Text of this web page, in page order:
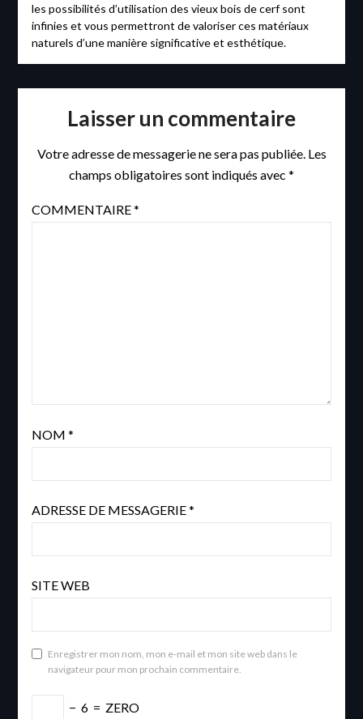
les possibilités d’utilisation des vieux bois de cerf sont
infinies et vous permettront de valoriser ces matériaux
naturels d’une manière significative et esthétique.
Laisser un commentaire
Votre adresse de messagerie ne sera pas publiée. Les
champs obligatoires sont indiqués avec *
COMMENTAIRE*
NOM *
ADRESSE DE MESSAGERIE*
SITE WEB
Enregistrer mon nom, mon e-mail et mon site web dans le
navigateur pour mon prochain commentaire.
− 6 = ZERO